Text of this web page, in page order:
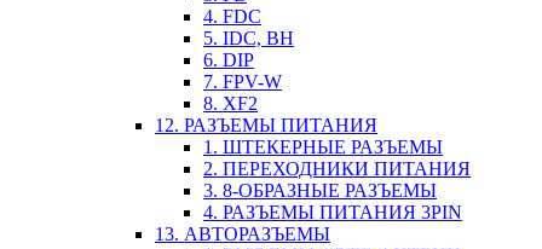
4. FDC
5. IDC, BH
6. DIP
7. FPV-W
8. XF2
12. РАЗЪЕМЫ ПИТАНИЯ
1. ШТЕКЕРНЫЕ РАЗЪЕМЫ
2. ПЕРЕХОДНИКИ ПИТАНИЯ
3. 8-ОБРАЗНЫЕ РАЗЪЕМЫ
4. РАЗЪЕМЫ ПИТАНИЯ 3PIN
13. АВТОРАЗЪЕМЫ